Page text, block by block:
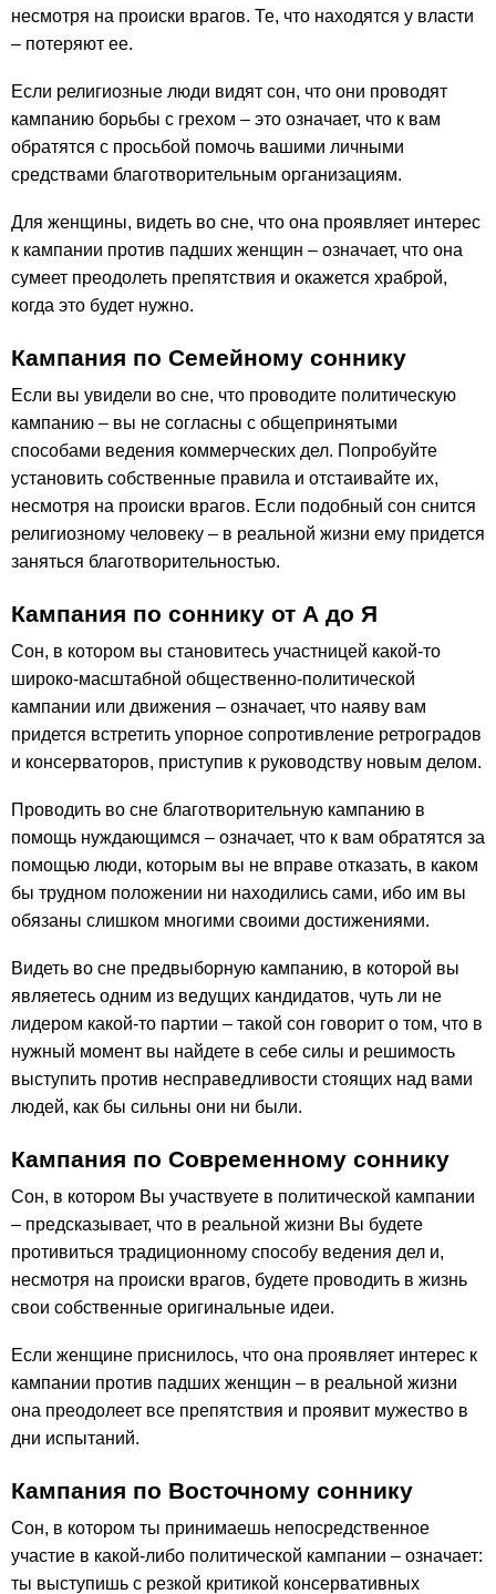
несмотря на происки врагов. Те, что находятся у власти
– потеряют ее.
Если религиозные люди видят сон, что они проводят
кампанию борьбы с грехом – это означает, что к вам
обратятся с просьбой помочь вашими личными
средствами благотворительным организациям.
Для женщины, видеть во сне, что она проявляет интерес
к кампании против падших женщин – означает, что она
сумеет преодолеть препятствия и окажется храброй,
когда это будет нужно.
Кампания по Семейному соннику
Если вы увидели во сне, что проводите политическую
кампанию – вы не согласны с общепринятыми
способами ведения коммерческих дел. Попробуйте
установить собственные правила и отстаивайте их,
несмотря на происки врагов. Если подобный сон снится
религиозному человеку – в реальной жизни ему придется
заняться благотворительностью.
Кампания по соннику от А до Я
Сон, в котором вы становитесь участницей какой-то
широко-масштабной общественно-политической
кампании или движения – означает, что наяву вам
придется встретить упорное сопротивление ретроградов
и консерваторов, приступив к руководству новым делом.
Проводить во сне благотворительную кампанию в
помощь нуждающимся – означает, что к вам обратятся за
помощью люди, которым вы не вправе отказать, в каком
бы трудном положении ни находились сами, ибо им вы
обязаны слишком многими своими достижениями.
Видеть во сне предвыборную кампанию, в которой вы
являетесь одним из ведущих кандидатов, чуть ли не
лидером какой-то партии – такой сон говорит о том, что в
нужный момент вы найдете в себе силы и решимость
выступить против несправедливости стоящих над вами
людей, как бы сильны они ни были.
Кампания по Современному соннику
Сон, в котором Вы участвуете в политической кампании
– предсказывает, что в реальной жизни Вы будете
противиться традиционному способу ведения дел и,
несмотря на происки врагов, будете проводить в жизнь
свои собственные оригинальные идеи.
Если женщине приснилось, что она проявляет интерес к
кампании против падших женщин – в реальной жизни
она преодолеет все препятствия и проявит мужество в
дни испытаний.
Кампания по Восточному соннику
Сон, в котором ты принимаешь непосредственное
участие в какой-либо политической кампании – означает:
ты выступишь с резкой критикой консервативных